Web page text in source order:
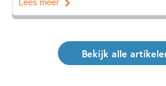
Bekijk alle